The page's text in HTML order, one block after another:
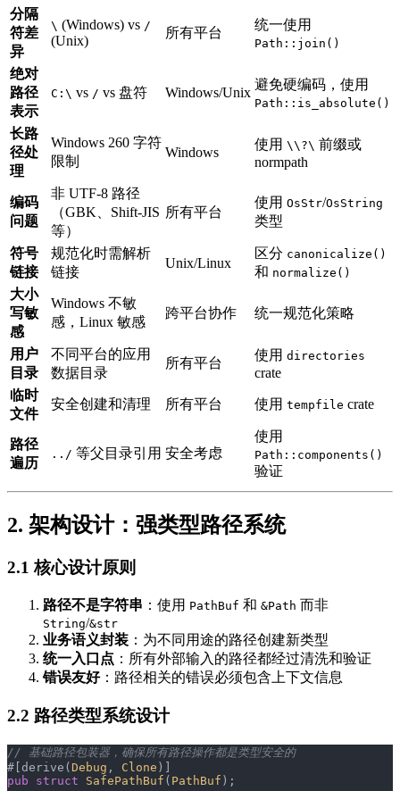
分隔
符差
异
\ (Windows) vs /
(Unix)
所有平台
统一使用
Path::join()
绝对
路径
表示
C:\ vs / vs 盘符 Windows/Unix
避免硬编码，使用
Path::is_absolute()
长路
径处
理
Windows 260 字符
限制
Windows
使用 \\?\ 前缀或
normpath
编码
问题
非 UTF-8 路径
（GBK、Shift-JIS
等）
所有平台
使用 OsStr/OsString
类型
符号
链接
规范化时需解析
链接
Unix/Linux
区分 canonicalize()
和 normalize()
大小
写敏
感
Windows 不敏
感，Linux 敏感
跨平台协作 统一规范化策略
用户
目录
不同平台的应用
数据目录
所有平台
使用 directories
crate
临时
文件
安全创建和清理 所有平台 使用 tempfile crate
路径
遍历
../ 等父目录引用 安全考虑
使用
Path::components()
验证
2. 架构设计：强类型路径系统
2.1 核心设计原则
路径不是字符串 ：使用 PathBuf 和 &Path 而非
String/&str
业务语义封装 ：为不同用途的路径创建新类型
统一入口点 ：所有外部输入的路径都经过清洗和验证
错误友好：路径相关的错误必须包含上下文信息
2.2 路径类型系统设计
// 基础路径包装器，确保所有路径操作都是类型安全的
#[derive(Debug , Clone )]
pub struct SafePathBuf ( PathBuf );